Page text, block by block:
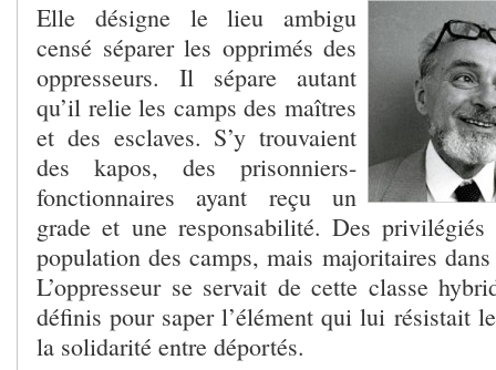
Elle désigne le lieu ambigu
censé séparer les opprimés des
oppresseurs. Il sépare autant
qu’il relie les camps des maîtres
et des esclaves. S’y trouvaient
des kapos, des prisonniers-
fonctionnaires ayant reçu un
grade et une responsabilité. Des
population des camps, mais majoritaires
L’oppresseur se servait de cette classe
définis pour saper l’élément qui lui résistait
la solidarité entre déportés.